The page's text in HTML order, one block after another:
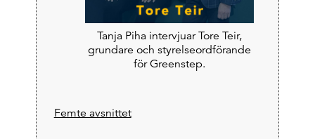
Tanja Piha intervjuar Tore Teir,
grundare och styrelseordförande
för Greenstep.
Femte avsnittet